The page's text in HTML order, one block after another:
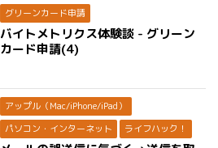
グリーンカード申請
バイトメトリクス体験談 - グリーン
カード申請(4)
アップル（Mac/iPhone/iPad）
パソコン・インターネット
ライフハック！